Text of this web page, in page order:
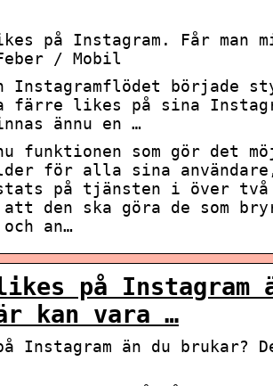
på Instagram. Får man
/ Mobil
Instagramflödet började
färre likes på sina
ännu en …
funktionen som gör det
för alla sina
på tjänsten i över två
den ska göra de som
an…
på Instagram
kan vara …
Instagram än du brukar?